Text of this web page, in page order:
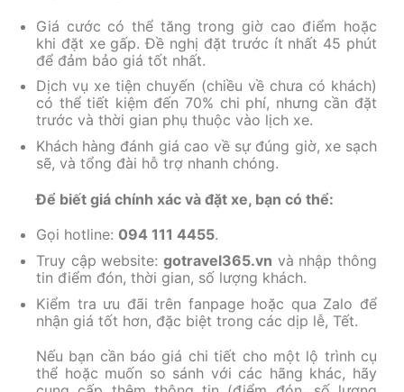
Giá cước có thể tăng trong giờ cao điểm hoặc
khi đặt xe gấp. Đề nghị đặt trước ít nhất 45 phút
để đảm bảo giá tốt nhất.
Dịch vụ xe tiện chuyến (chiều về chưa có khách)
có thể tiết kiệm đến 70% chi phí, nhưng cần đặt
trước và thời gian phụ thuộc vào lịch xe.
Khách hàng đánh giá cao về sự đúng giờ, xe sạch
sẽ, và tổng đài hỗ trợ nhanh chóng.
Để biết giá chính xác và đặt xe, bạn có thể:
Gọi hotline: 094 111 4455.
Truy cập website: gotravel365.vn và nhập thông
tin điểm đón, thời gian, số lượng khách.
Kiểm tra ưu đãi trên fanpage hoặc qua Zalo để
nhận giá tốt hơn, đặc biệt trong các dịp lễ, Tết.
Nếu bạn cần báo giá chi tiết cho một lộ trình cụ
thể hoặc muốn so sánh với các hãng khác, hãy